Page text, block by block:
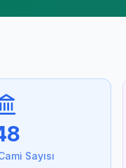
Sayısı